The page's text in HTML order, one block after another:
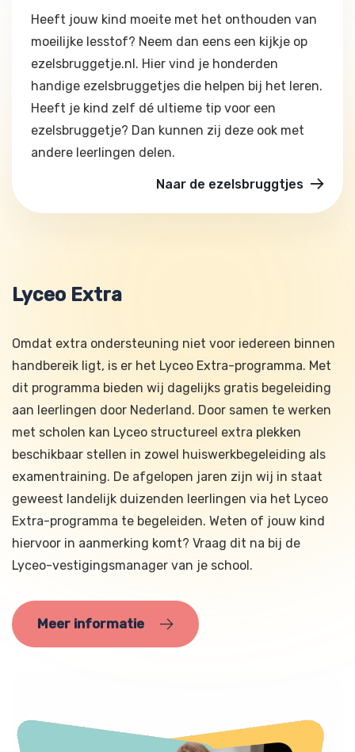
Heeft jouw kind moeite met het onthouden van
moeilijke lesstof? Neem dan eens een kijkje op
ezelsbruggetje.nl. Hier vind je honderden
handige ezelsbruggetjes die helpen bij het leren.
Heeft je kind zelf dé ultieme tip voor een
ezelsbruggetje? Dan kunnen zij deze ook met
andere leerlingen delen.
Naar de ezelsbruggtjes
Lyceo Extra
Omdat extra ondersteuning niet voor iedereen binnen
handbereik ligt, is er het Lyceo Extra-programma. Met
dit programma bieden wij dagelijks gratis begeleiding
aan leerlingen door Nederland. Door samen te werken
met scholen kan Lyceo structureel extra plekken
beschikbaar stellen in zowel huiswerkbegeleiding als
examentraining. De afgelopen jaren zijn wij in staat
geweest landelijk duizenden leerlingen via het Lyceo
Extra-programma te begeleiden. Weten of jouw kind
hiervoor in aanmerking komt? Vraag dit na bij de
Lyceo-vestigingsmanager van je school.
Meer informatie